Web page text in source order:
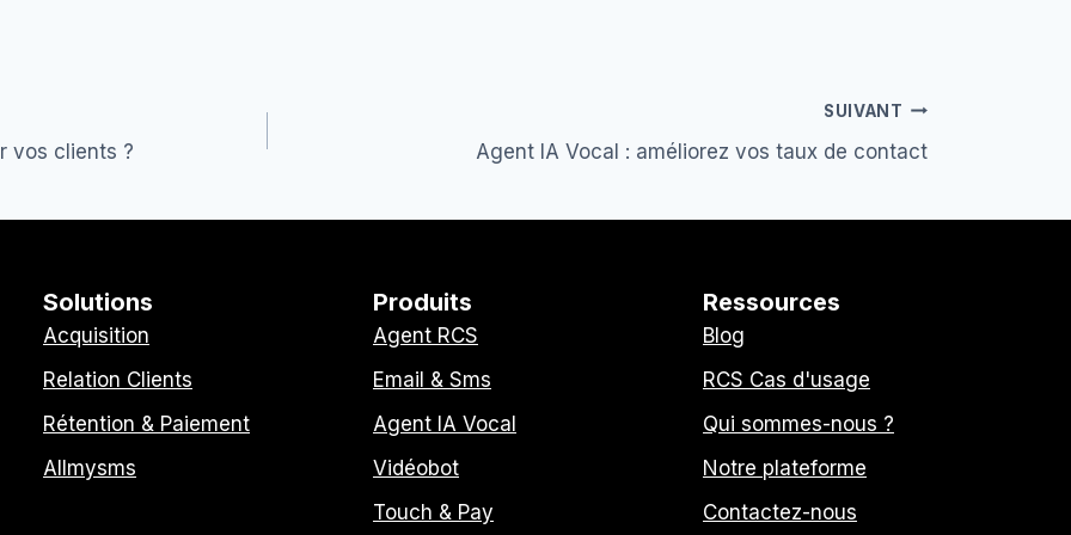
vos clients ?
SUIVANT
Agent IA Vocal : améliorez vos taux de contact
Solutions
Acquisition
Relation Clients
Rétention & Paiement
Allmysms
Produits
Agent RCS
Email & Sms
Agent IA Vocal
Vidéobot
Touch & Pay
Ressources
Blog
RCS Cas d'usage
Qui sommes-nous ?
Notre plateforme
Contactez-nous